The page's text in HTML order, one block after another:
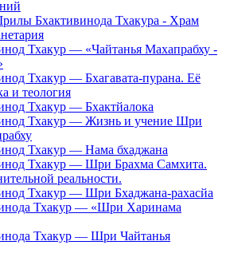
Бхактивинода Тхакура - Храм
Тхакур — «Чайтанья Махапрабху -
Тхакур — Бхагавата-пурана. Её
и теология
Тхакур — Бхактйалока
Тхакур — Жизнь и учение Шри
Тхакур — Нама бхаджана
Тхакур — Шри Брахма Самхита.
реальности.
Тхакур — Шри Бхаджана-рахасйа
Тхакур — «Шри Харинама
Тхакур — Шри Чайтанья